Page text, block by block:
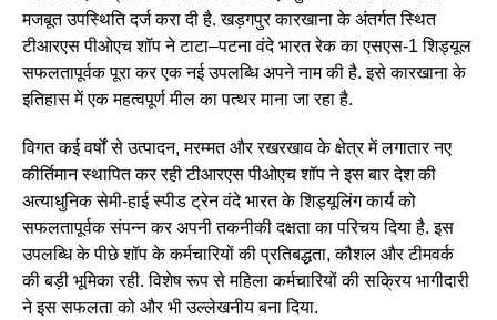
मजबूत उपस्थिति दर्ज करा दी है. खड़गपुर कारखाना के अंतर्गत स्थित
टीआरएस पीओएच शॉप ने टाटा–पटना वंदे भारत रेक का एसएस-1 शिड्यूल
सफलतापूर्वक पूरा कर एक नई उपलब्धि अपने नाम की है. इसे कारखाना के
इतिहास में एक महत्वपूर्ण मील का पत्थर माना जा रहा है.
विगत कई वर्षों से उत्पादन, मरम्मत और रखरखाव के क्षेत्र में लगातार नए
कीर्तिमान स्थापित कर रही टीआरएस पीओएच शॉप ने इस बार देश की
अत्याधुनिक सेमी-हाई स्पीड ट्रेन वंदे भारत के शिड्यूलिंग कार्य को
सफलतापूर्वक संपन्न कर अपनी तकनीकी दक्षता का परिचय दिया है. इस
उपलब्धि के पीछे शॉप के कर्मचारियों की प्रतिबद्धता, कौशल और टीमवर्क
की बड़ी भूमिका रही. विशेष रूप से महिला कर्मचारियों की सक्रिय भागीदारी
ने इस सफलता को और भी उल्लेखनीय बना दिया.